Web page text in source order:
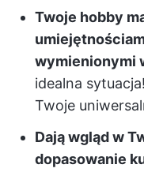
Twoje hobby
wymienionymi
idealna
Twoje
Dają wgląd w
dopasowanie